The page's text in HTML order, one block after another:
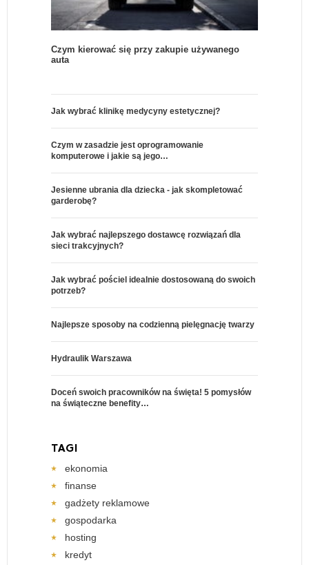
Czym kierować się przy zakupie używanego
auta
Jak wybrać klinikę medycyny estetycznej?
Czym w zasadzie jest oprogramowanie
komputerowe i jakie są jego…
Jesienne ubrania dla dziecka - jak skompletować
garderobę?
Jak wybrać najlepszego dostawcę rozwiązań dla
sieci trakcyjnych?
Jak wybrać pościel idealnie dostosowaną do swoich
potrzeb?
Najlepsze sposoby na codzienną pielęgnację twarzy
Hydraulik Warszawa
Doceń swoich pracowników na święta! 5 pomysłów
na świąteczne benefity…
TAGI
ekonomia
finanse
gadżety reklamowe
gospodarka
hosting
kredyt